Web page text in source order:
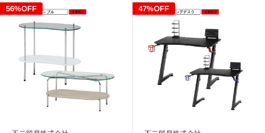
56%OFF 47%OFF